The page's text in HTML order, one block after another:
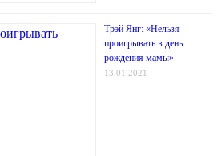
Трэй Янг: «Нельзя
проигрывать в день
рождения мамы»
13.01.2021